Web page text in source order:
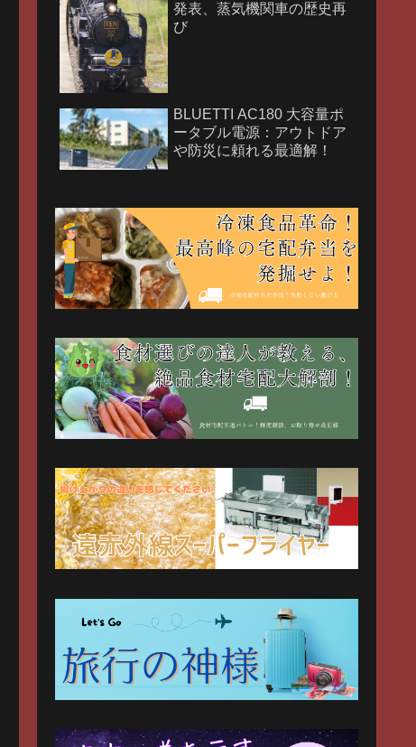
発表、蒸気機関車の歴史再
び
BLUETTI AC180 大容量ポ
ータブル電源：アウトドア
や防災に頼れる最適解！